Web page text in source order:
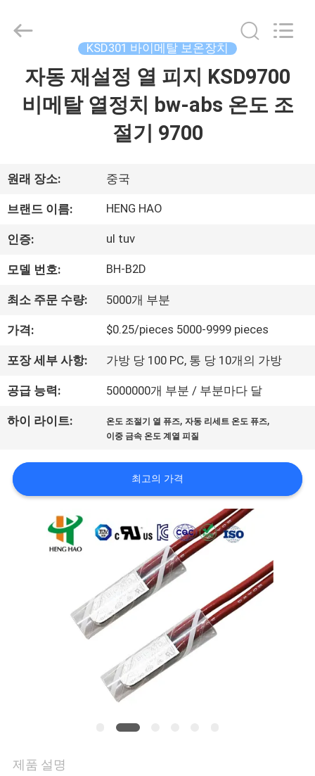
소
개
회
사
소
개
공
장
락
2026
KSD301 바이메탈 보온장치
자동 재설정 열 피지 KSD9700
비메탈 열정치 bw-abs 온도 조
절기 9700
원래 장소: 중국
브랜드 이름: HENG HAO
인증: ul tuv
모델 번호: BH-B2D
최소 주문 수량: 5000개 부분
가격: $0.25/pieces 5000-9999 pieces
포장 세부 사항: 가방 당 100 PC, 통 당 10개의 가방
공급 능력: 5000000개 부분 / 부분마다 달
하이 라이트: 온도 조절기 열 퓨즈,자동 리세트 온도 퓨즈,
이중 금속 온도 계열 피질
최고의 가격
제품 설명